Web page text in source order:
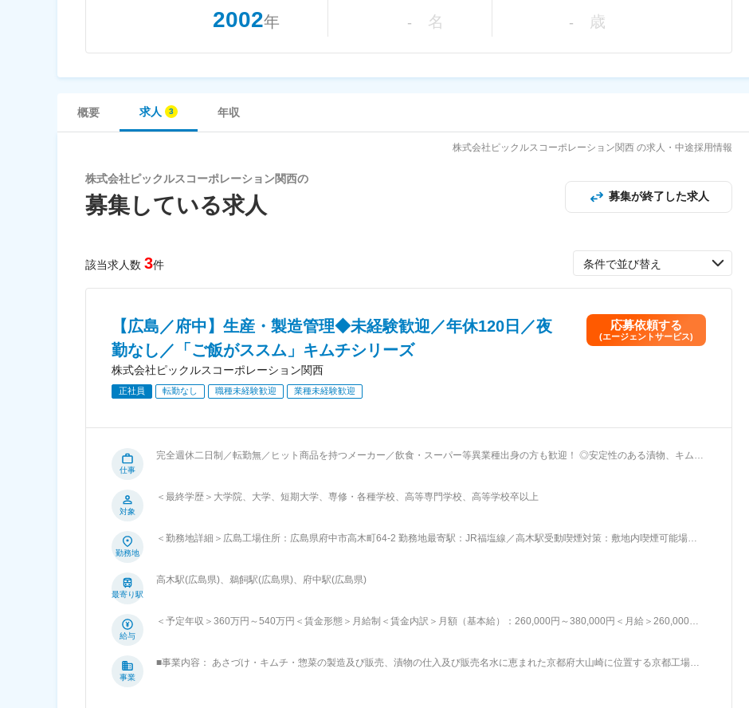
2002年 - 名 - 歳
概要 求人 年収
株式会社ピックルスコーポレーション関西 の求人・中途採用情報
株式会社ピックルスコーポレーション関西の
募集している求人 募集が終了した求人
該当求人数 3件 条件で並び替え
【広島／府中】生産・製造管理◆未経験歓迎／年休120日／夜
勤なし／「ご飯がススム」キムチシリーズ
株式会社ピックルスコーポレーション関西
応募依頼する
(エージェントサービス)
正社員 転勤なし 職種未経験歓迎 業種未経験歓迎
仕事
完全週休二日制／転勤無／ヒット商品を持つメーカー／飲食・スーパー等異業種出身の方も歓迎！ ◎安定性のある漬物、キム
徐々にメンバーの管理などの業務比率を高くしていきます。 ■主な業務内容： ・人材（アルバイト、パート）のシフト管理 な
ークは9月末となります。10月～2月は秋冬仕様になるため生産は落ち着く傾向にあります。10kg程度のものを運ぶことは時々
務をスタートしていただきます！ ■組織構成： 生産管理・製造管理は8名 広島工場全体：アルバイト・パートさんを含めると約
の、平均20時間程度です。 ■同社について： 株式会社ピックルスコーポレーション関西は、2002年設立の食品メーカーで、京
全国に展開。野菜の品質にこだわり、安心・安全な商品づくりを徹底しています。東証プライム上場グループの一員として安定
した経営基盤を持ち、働きやすさにも注力。年間休日120日、育児休業取得率100％など、ワークライフバランスを重視した制度
対象
＜最終学歴＞大学院、大学、短期大学、専修・各種学校、高等専門学校、高等学校卒以上
勤務地
＜勤務地詳細＞広島工場住所：広島県府中市高木町64-2 勤務地最寄駅：JR福塩線／高木駅受動喫煙対策：敷地内喫煙可能場所
最寄り駅
高木駅(広島県)、鵜飼駅(広島県)、府中駅(広島県)
給与
＜予定年収＞360万円～540万円＜賃金形態＞月給制＜賃金内訳＞月額（基本給）：260,000円～380,000円＜月給＞260,000円
事業
■事業内容： あさづけ・キムチ・惣菜の製造及び販売、漬物の仕入及び販売名水に恵まれた京都府大山崎に位置する京都工場、